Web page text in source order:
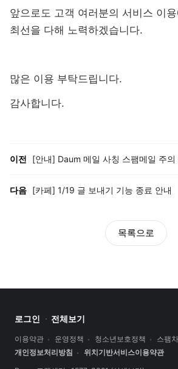
앞으로도 고객 여러분의 서비스 이
최선을 다해 노력하겠습니다.
많은 이용 부탁드립니다.
감사합니다.
이전
다음 [카페] 1/19 글 보내기 기능 종료 안내
목록으로
로그인 전체보기
이용약관 운영정책 청소년보호정책
스팸
개인정보처리방침
위치기반서비스이용약관